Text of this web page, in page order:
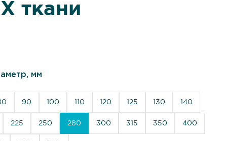
ткани
мм
90 100 110 120 125 130 140
225 250 280 300 315 350 400